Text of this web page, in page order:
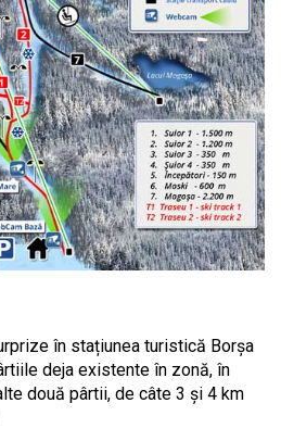
în stațiunea turistică Borșa
deja existente în zonă, în
două pârtii, de câte 3 și 4 km